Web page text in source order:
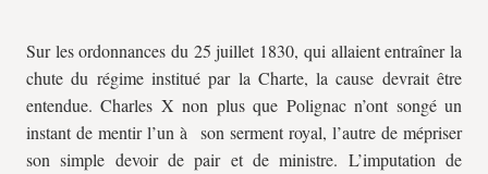
Sur les ordonnances du 25 juillet 1830, qui allaient entraîner la
chute du régime institué par la Charte, la cause devrait être
entendue. Charles X non plus que Polignac n’ont songé un
instant de mentir l’un à son serment royal, l’autre de mépriser
son simple devoir de pair et de ministre. L’imputation de